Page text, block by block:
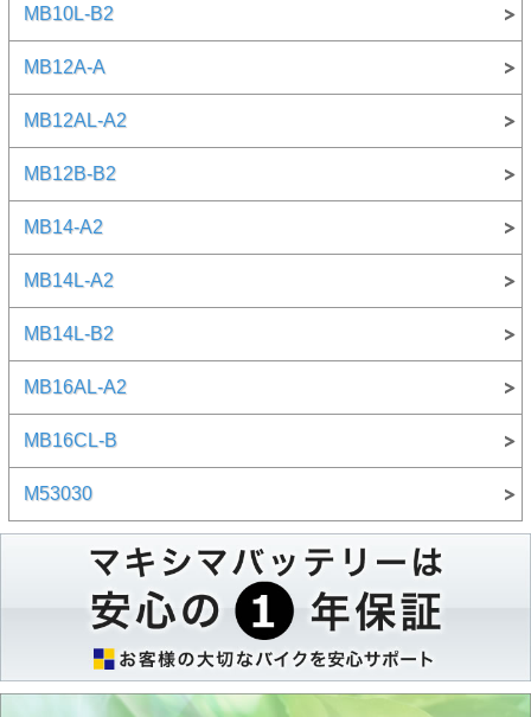
MB10L-B2
MB12A-A
MB12AL-A2
MB12B-B2
MB14-A2
MB14L-A2
MB14L-B2
MB16AL-A2
MB16CL-B
M53030